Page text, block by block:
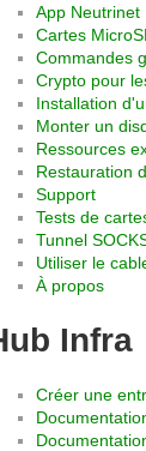
App Neutrinet
Cartes
Commandes
Crypto pour
Installation
Monter un
Ressources
Restauration
Support
Tests de
Tunnel
Utiliser le
À propos
Infra
Créer une